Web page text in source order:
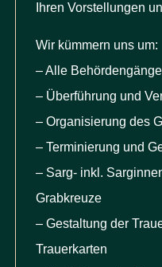
Wir sind persönlich für
da
07152 90 30
info@anita-maertin-
bestattungen.de
Ihren Vorstellungen
Wir kümmern uns um:
– Alle Behördengänge
– Überführung und
– Organisierung des
– Terminierung und
– Sarg- inkl.
Grabkreuze
– Gestaltung der
Trauerkarten